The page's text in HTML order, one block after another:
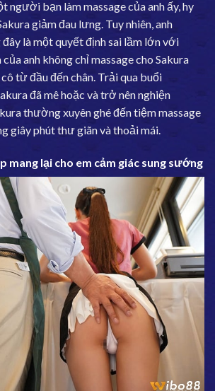
người bạn làm massage của anh ấy, hy
giảm đau lưng. Tuy nhiên, anh
là một quyết định sai lầm lớn với
anh không chỉ massage cho Sakura
cô từ đầu đến chân. Trải qua buổi
đã mê hoặc và trở nên nghiện
thường xuyên ghé đến tiệm massage
giây phút thư giãn và thoải mái.
mang lại cho em cảm giác sung sướng